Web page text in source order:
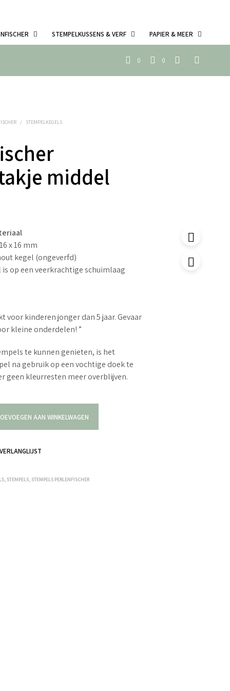
STEMPELKUSSENS & VERF PAPIER & MEER
0 0
/ STEMPELKEGELS
middel
x 16 mm
kegel (ongeverfd)
op een veerkrachtige schuimlaag
voor kinderen jonger dan 5 jaar. Gevaar
kleine onderdelen! ”
te kunnen genieten, is het
na gebruik op een vochtige doek te
geen kleurresten meer overblijven.
AAN WINKELWAGEN
, STEMPELS, STEMPELS PERLENFISCHER